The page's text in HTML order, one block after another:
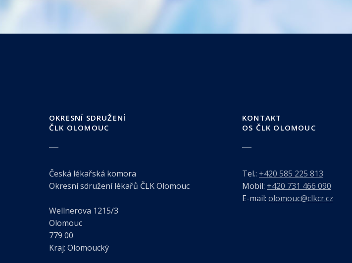
OKRESNÍ SDRUŽENÍ
ČLK OLOMOUC
Česká lékařská komora
Okresní sdružení lékařů ČLK Olomouc
Wellnerova 1215/3
Olomouc
779 00
Kraj: Olomoucký
KONTAKT
OS ČLK OLOMOUC
Tel.: +420 585 225 813
Mobil: +420 731 466 090
E-mail: olomouc@clkcr.cz